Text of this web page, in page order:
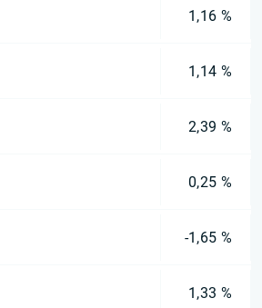
1,16 %
1,14 %
2,39 %
0,25 %
-1,65 %
1,33 %